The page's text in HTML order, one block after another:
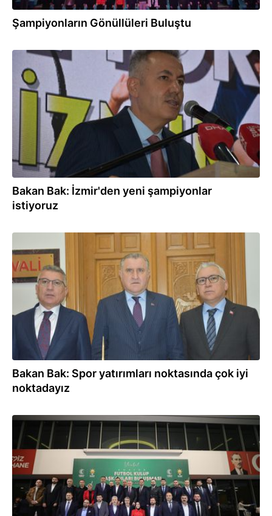
Şampiyonların Gönüllüleri Buluştu
06.12.2025
Bakan Bak: İzmir'den yeni şampiyonlar
istiyoruz
Bakan Bak: Spor yatırımları noktasında çok iyi
noktadayız
22.11.2025